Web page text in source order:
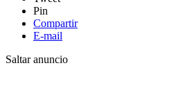
Pin
Compartir
E-mail
Saltar anuncio